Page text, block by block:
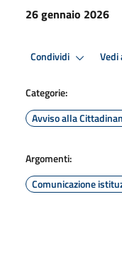
26 gennaio 2026
Condividi Vedi
Categorie:
Avviso alla
Argomenti:
Comunicazione